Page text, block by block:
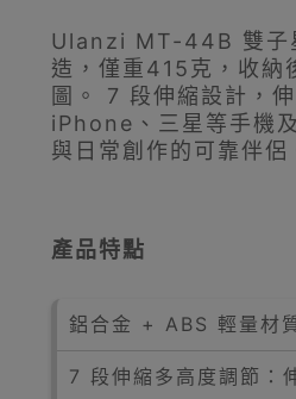
Ulanzi MT-44B 雙子
造，僅重415克，收納
圖。 7 段伸縮設計，
iPhone、三星等手機
與日常創作的可靠伴侶
產品特點
鋁合金 + ABS 輕量材
7 段伸縮多高度調節：